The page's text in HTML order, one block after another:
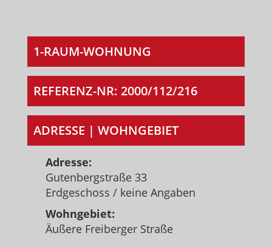
1-RAUM-WOHNUNG
REFERENZ-NR: 2000/112/216
ADRESSE | WOHNGEBIET
Adresse:
Gutenbergstraße 33
Erdgeschoss / keine Angaben
Wohngebiet:
Äußere Freiberger Straße